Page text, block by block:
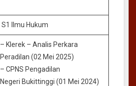
S1 Ilmu Hukum
– Klerek – Analis Perkara
Peradilan (02 Mei 2025)
– CPNS Pengadilan
Negeri Bukittinggi (01 Mei 2024)